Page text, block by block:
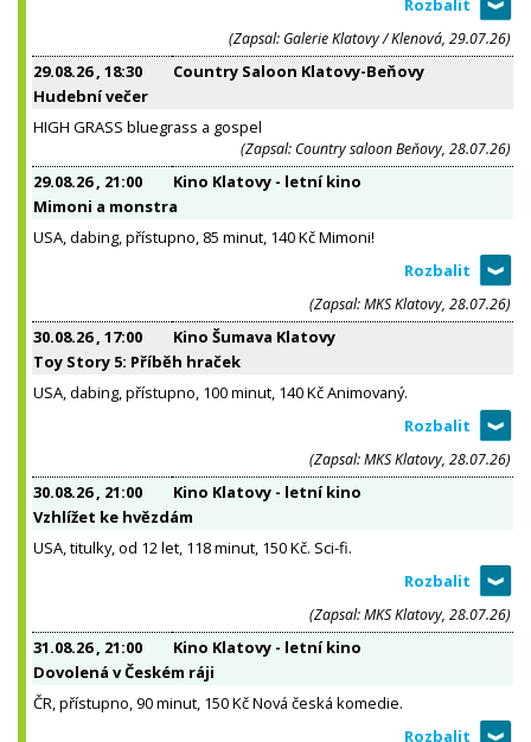
(Zapsal: Galerie Klatovy / Klenová, 29.07.26)
29.08.26, 18:30
Country Saloon Klatovy-Beňovy
Hudební večer
HIGH GRASS bluegrass a gospel
(Zapsal: Country saloon Beňovy, 28.07.26)
29.08.26, 21:00
Kino Klatovy - letní kino
Mimoni a monstra
USA, dabing, přístupno, 85 minut, 140 Kč Mimoni!
(Zapsal: MKS Klatovy, 28.07.26)
30.08.26, 17:00
Kino Šumava Klatovy
Toy Story 5: Příběh hraček
USA, dabing, přístupno, 100 minut, 140 Kč Animovaný.
(Zapsal: MKS Klatovy, 28.07.26)
30.08.26, 21:00
Kino Klatovy - letní kino
Vzhlížet ke hvězdám
USA, titulky, od 12 let, 118 minut, 150 Kč. Sci-fi.
(Zapsal: MKS Klatovy, 28.07.26)
31.08.26, 21:00
Kino Klatovy - letní kino
Dovolená v Českém ráji
ČR, přístupno, 90 minut, 150 Kč Nová česká komedie.